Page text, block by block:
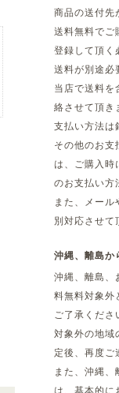
商品の送付先
送料無料でご
登録して頂く
送料が別途必
当店で送料を
絡させて頂き
支払い方法は
その他のお支
は、ご購入時
のお支払い方
また、メー
別対応させて
沖縄、離島か
沖縄、離島、
料無料対象外
ご了承くださ
対象外の地域
定後、再度ご
また、沖縄
は、基本的に